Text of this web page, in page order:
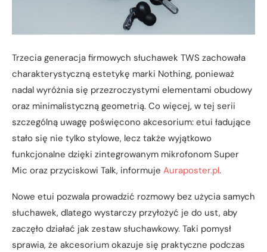
Trzecia generacja firmowych słuchawek TWS zachowała
charakterystyczną estetykę marki Nothing, ponieważ
nadal wyróżnia się przezroczystymi elementami obudowy
oraz minimalistyczną geometrią. Co więcej, w tej serii
szczególną uwagę poświęcono akcesorium: etui ładujące
stało się nie tylko stylowe, lecz także wyjątkowo
funkcjonalne dzięki zintegrowanym mikrofonom Super
Mic oraz przyciskowi Talk, informuje Auraposter.pl.
Nowe etui pozwala prowadzić rozmowy bez użycia samych
słuchawek, dlatego wystarczy przyłożyć je do ust, aby
zaczęło działać jak zestaw słuchawkowy. Taki pomysł
sprawia, że akcesorium okazuje się praktyczne podczas